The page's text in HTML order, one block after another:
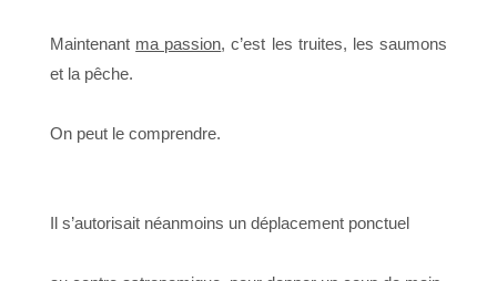
Maintenant ma passion, c’est les truites, les saumons
et la pêche.
On peut le comprendre.
Il s’autorisait néanmoins un déplacement ponctuel